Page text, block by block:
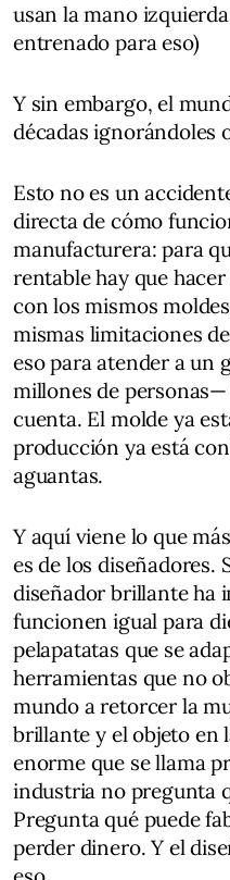
usan la mano
entrenado para eso)
Y sin embargo, el
décadas ignorándoles
Esto no es un
directa de cómo
manufacturera: para
rentable hay que
con los mismos
mismas limitaciones
eso para atender a un
millones de
cuenta. El molde ya
producción ya está
aguantas.
Y aquí viene lo que
es de los diseñadores.
diseñador brillante ha
funcionen igual para
pelapatatas que se
herramientas que no
mundo a retorcer la
brillante y el objeto en
enorme que se llama
industria no pregunta
Pregunta qué puede
perder dinero. Y el